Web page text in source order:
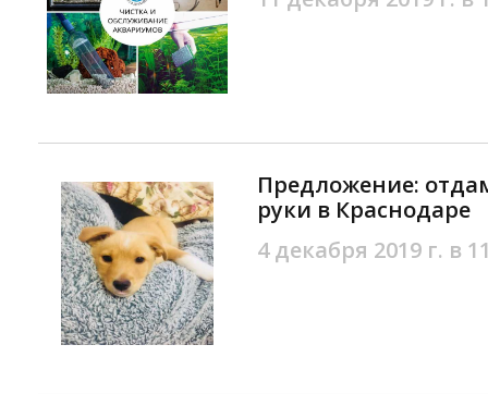
Предложение:
руки в Краснодаре
4 декабря 2019 г. в